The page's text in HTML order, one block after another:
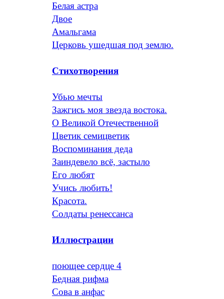
Белая астра
Двое
Амальгама
Церковь ушедшая под землю.
Стихотворения
Убью мечты
Зажгись моя звезда востока.
О Великой Отечественной
Цветик семицветик
Воспоминания деда
Заиндевело всё, застыло
Его любят
Учись любить!
Красота.
Солдаты ренессанса
Иллюстрации
поющее сердце 4
Бедная рифма
Сова в анфас